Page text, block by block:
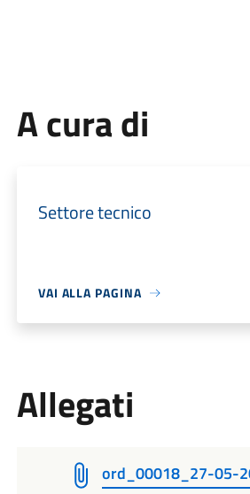
A cura di
Settore tecnico
VAI ALLA PAGINA
Allegati
ord_00018_27-05-